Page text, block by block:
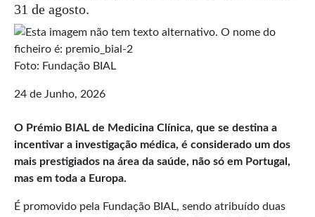
31 de agosto.
Foto: Fundação BIAL
24 de Junho, 2026
O Prémio BIAL de Medicina Clínica, que se destina a
incentivar a investigação médica, é considerado um dos
mais prestigiados na área da saúde, não só em Portugal,
mas em toda a Europa.
É promovido pela Fundação BIAL, sendo atribuído duas